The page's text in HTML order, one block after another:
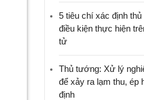
5 tiêu chí xác định
điều kiện thực hiện
tử
Thủ tướng: Xử lý
để xảy ra lạm thu, ép
định